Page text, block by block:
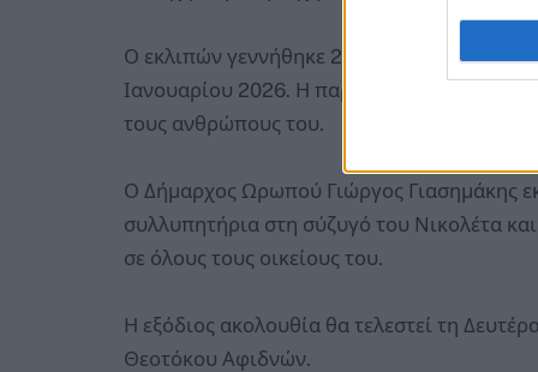
Ο εκλιπών γεννήθηκε 23 Ιανουαρίου 1943
Ιανουαρίου 2026. Η παρουσία και η δράση
τους ανθρώπους του.
Ο Δήμαρχος Ωρωπού Γιώργος Γιασημάκης
συλλυπητήρια στη σύζυγό του Νικολέτα
σε όλους τους οικείους του.
Η εξόδιος ακολουθία θα τελεστεί τη
Θεοτόκου Αφιδνών.